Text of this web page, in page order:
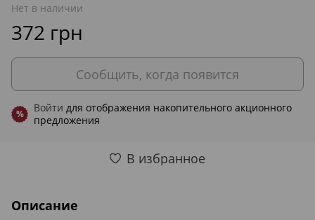
Нет в наличии
372 грн
Сообщить, когда появится
% Войти для отображения накопительного акционного
предложения
В избранное
Описание